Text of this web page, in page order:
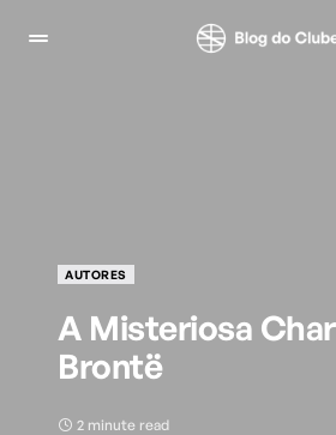
AUTORES
A Misteriosa
Brontë
2 minute read